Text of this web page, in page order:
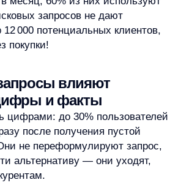
— снижается время
просмотров
возможности для
и в других аспектах
AI-поискадемонстрирует
снижение доли пустых
3%, а конверсия
Это прямое влияние на